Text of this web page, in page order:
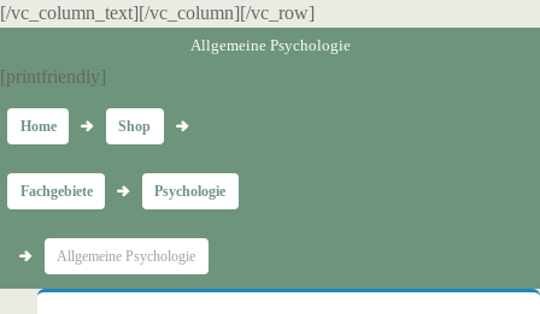
[/vc_column_text][/vc_column][/vc_row]
Allgemeine Psychologie
[printfriendly]
Home Shop
Fachgebiete Psychologie
Allgemeine Psychologie